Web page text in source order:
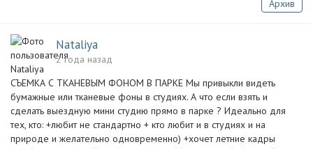
Архив
Nataliya
2 года назад
СЪЕМКА С ТКАНЕВЫМ ФОНОМ В ПАРКЕ Мы привыкли видеть
бумажные или тканевые фоны в студиях. А что если взять и
сделать выездную мини студию прямо в парке ? Идеально для
тех, кто: +любит не стандартно + кто любит и в студиях и на
природе и желательно одновременно) +хочет летние кадры